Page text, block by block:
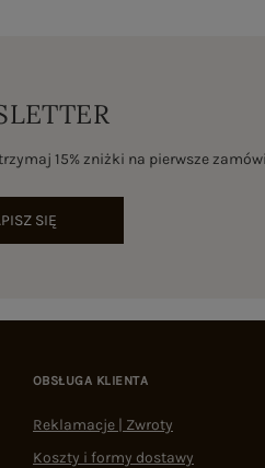
15% zniżki na pierwsze
SIĘ
OBSŁUGA KLIENTA
Reklamacje | Zwroty
Koszty i formy dostawy